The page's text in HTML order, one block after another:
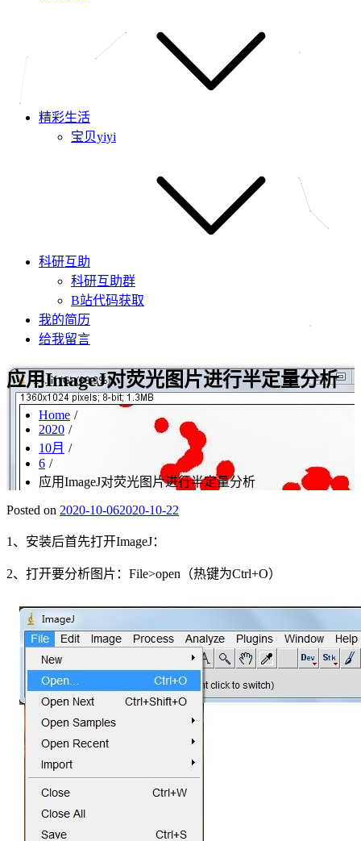
精彩生活
宝贝yiyi
科研互助
科研互助群
B站代码获取
我的简历
给我留言
应用ImageJ对荧光图片进行半定量分析
Home
2020
10月
6
应用ImageJ对荧光图片进行半定量分析
Posted on 2020-10-062020-10-22
1、安装后首先打开ImageJ：
2、打开要分析图片：File>open（热键为Ctrl+O）